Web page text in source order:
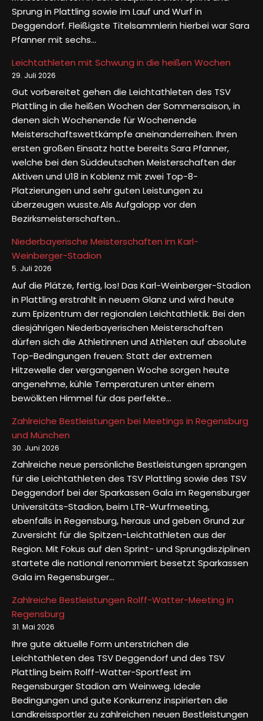
Sprung in Plattling sowie im Lauf und Wurf in
Deggendorf. Fleißigste Titelsammlerin hierbei war Sara
Pfanner mit sechs…
Leichtathleten mit Schwung in die heißen Wochen
29. Juli 2026
Gut vorbereitet gehen die Leichtathleten des TSV
Plattling in die heißen Wochen der Sommersaison, in
denen sich Wochenende für Wochenende
Meisterschaftswettkämpfe aneinanderreihen. Ihren
ersten großen Einsatz hatte bereits Sara Pfanner,
welche bei den Süddeutschen Meisterschaften der
Aktiven und U18 in Koblenz mit zwei Top-8-
Platzierungen und sehr guten Leistungen zu
überzeugen wusste.Als Aufgalopp vor den
Bezirksmeisterschaften…
Niederbayerische Meisterschaften im Karl-
Weinberger-Stadion
5. Juli 2026
Auf die Plätze, fertig, los! Das Karl-Weinberger-Stadion
in Plattling erstrahlt in neuem Glanz und wird heute
zum Epizentrum der regionalen Leichtathletik. Bei den
diesjährigen Niederbayerischen Meisterschaften
dürfen sich die Athletinnen und Athleten auf absolute
Top-Bedingungen freuen: Statt der extremen
Hitzewelle der vergangenen Woche sorgen heute
angenehme, kühle Temperaturen unter einem
bewölkten Himmel für das perfekte…
Zahlreiche Bestleistungen bei Meetings in Regensburg
und München
30. Juni 2026
Zahlreiche neue persönliche Bestleistungen sprangen
für die Leichtathleten des TSV Plattling sowie des TSV
Deggendorf bei der Sparkassen Gala im Regensburger
Universitäts-Stadion, beim LTR-Wurfmeeting,
ebenfalls in Regensburg, heraus und geben Grund zur
Zuversicht für die Spitzen-Leichtathleten aus der
Region. Mit Fokus auf den Sprint- und Sprungdisziplinen
startete die national renommiert besetzt Sparkassen
Gala im Regensburger…
Zahlreiche Bestleistungen Rolff-Watter-Meeting in
Regensburg
31. Mai 2026
Ihre gute aktuelle Form unterstrichen die
Leichtathleten des TSV Deggendorf und des TSV
Plattling beim Rolff-Watter-Sportfest im
Regensburger Stadion am Weinweg. Ideale
Bedingungen und gute Konkurrenz inspirierten die
Landkreissportler zu zahlreichen neuen Bestleistungen